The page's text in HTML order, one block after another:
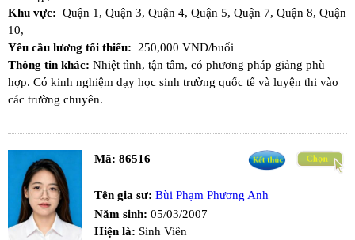
Khu vực: Quận 1, Quận 3, Quận 4, Quận 5, Quận 7, Quận 8, Quận
10,
Yêu cầu lương tối thiểu:
250,000 VNĐ/buổi
Thông tin khác: Nhiệt tình, tận tâm, có phương pháp giảng phù
hợp. Có kinh nghiệm dạy học sinh trường quốc tế và luyện thi vào
các trường chuyên.
Mã: 86516
Tên gia sư: Bùi Phạm Phương Anh
Năm sinh: 05/03/2007
Hiện là: Sinh Viên